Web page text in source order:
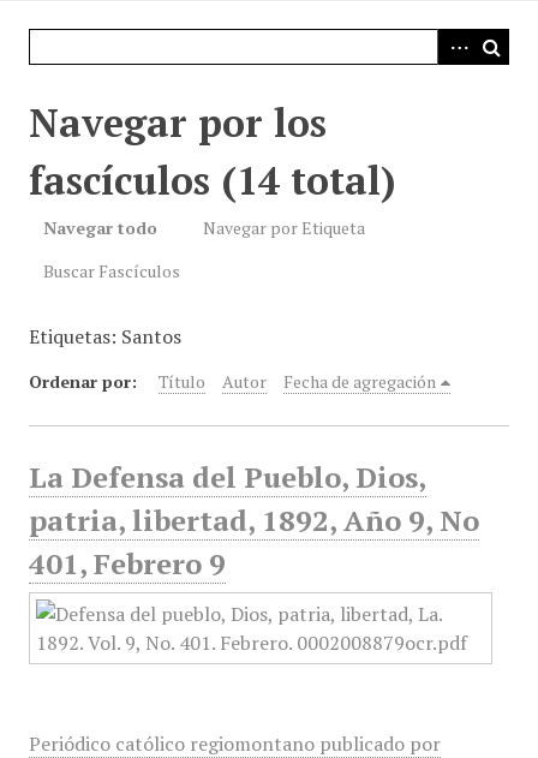
Navegar por los
fascículos (14 total)
Navegar todo
Navegar por Etiqueta
Buscar Fascículos
Etiquetas: Santos
Ordenar por: Título Autor Fecha de agregación
La Defensa del Pueblo, Dios,
patria, libertad, 1892, Año 9, No
401, Febrero 9
Periódico católico regiomontano publicado por